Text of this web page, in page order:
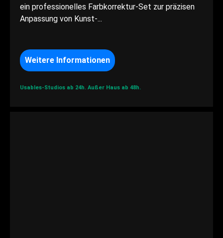
ein professionelles Farbkorrektur-Set zur präzisen
Anpassung von Kunst-...
Weitere Informationen
Usables-Studios ab 24h. Außer Haus ab 48h.